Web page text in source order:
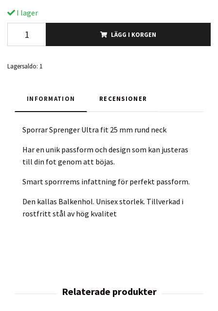
I lager
LÄGG I KORGEN
Lagersaldo: 1
INFORMATION RECENSIONER
Sporrar Sprenger Ultra fit 25 mm rund neck
Har en unik passform och design som kan justeras
till din fot genom att böjas.
Smart sporrrems infattning för perfekt passform.
Den kallas Balkenhol. Unisex storlek. Tillverkad i
rostfritt stål av hög kvalitet